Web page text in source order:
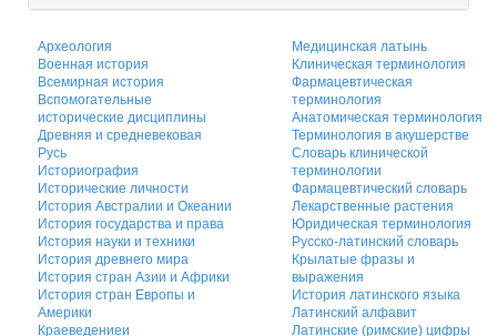
Археология
Военная история
Всемирная история
Вспомогательные
исторические дисциплины
Древняя и средневековая
Русь
Историография
Исторические личности
История Австралии и Океании
История государства и права
История науки и техники
История древнего мира
История стран Азии и Африки
История стран Европы и
Америки
Краеведениеи
Медицинская латынь
Клиническая терминология
Фармацевтическая
терминология
Анатомическая терминология
Терминология в акушерстве
Словарь клинической
терминологии
Фармацевтический словарь
Лекарственные растения
Юридическая терминология
Русско-латинский словарь
Крылатые фразы и
выражения
История латинского языка
Латинский алфавит
Латинские (римские) цифры